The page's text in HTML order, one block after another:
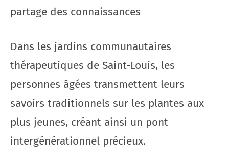
partage des connaissances
Dans les jardins communautaires
thérapeutiques de Saint-Louis, les
personnes âgées transmettent leurs
savoirs traditionnels sur les plantes aux
plus jeunes, créant ainsi un pont
intergénérationnel précieux.